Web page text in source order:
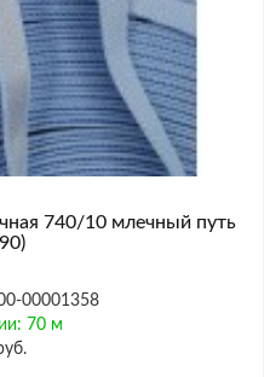
740/10 млечный путь
00001358
70 м